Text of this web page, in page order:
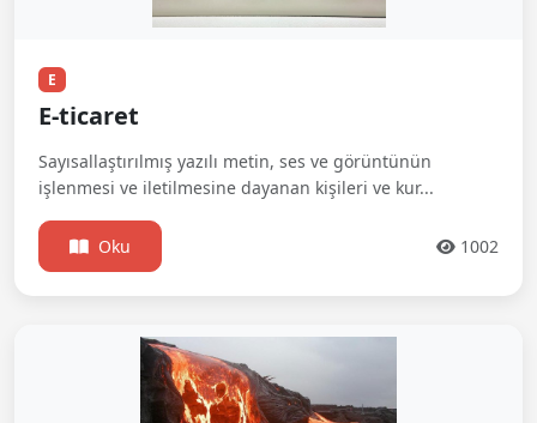
E
E-ticaret
Sayısallaştırılmış yazılı metin, ses ve görüntünün
işlenmesi ve iletilmesine dayanan kişileri ve kur...
Oku 1002